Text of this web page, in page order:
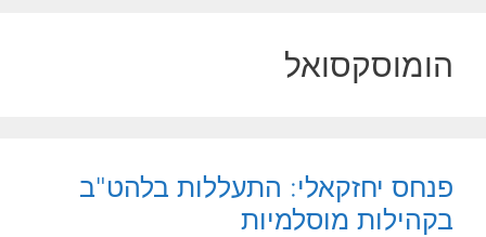
הומוסקסואל
פנחס יחזקאלי: התעללות בלהט"ב
בקהילות מוסלמיות